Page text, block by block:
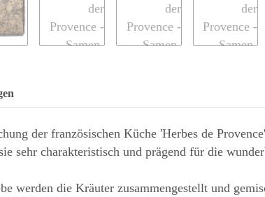
der französischen Küche 'Herbes de
sehr charakteristisch und prägend für die
werden die Kräuter zusammengestellt und